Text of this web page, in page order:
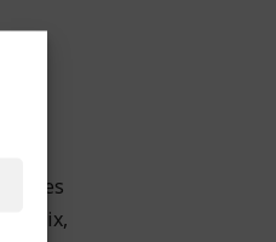
:
les
prix,